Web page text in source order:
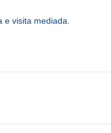
visita mediada.